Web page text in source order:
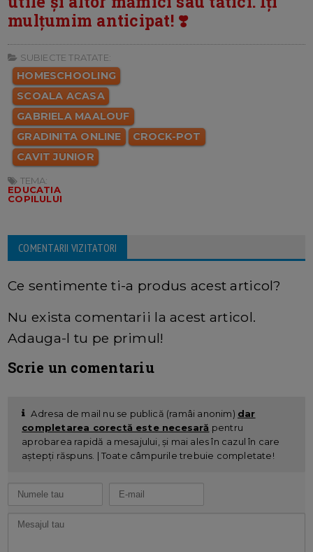
mulțumim anticipat! ❣️
SUBIECTE TRATATE:
HOMESCHOOLING
SCOALA ACASA
GABRIELA MAALOUF
GRADINITA ONLINE
CROCK-POT
CAVIT JUNIOR
TEMA:
EDUCATIA
COPILULUI
COMENTARII VIZITATORI
Ce sentimente ti-a produs acest articol?
Nu exista comentarii la acest articol.
Adauga-l tu pe primul!
Scrie un comentariu
Adresa de mail nu se publică (ramâi anonim) dar
completarea corectă este necesară pentru
aprobarea rapidă a mesajului, și mai ales în cazul în care
aștepți răspuns. | Toate câmpurile trebuie completate!